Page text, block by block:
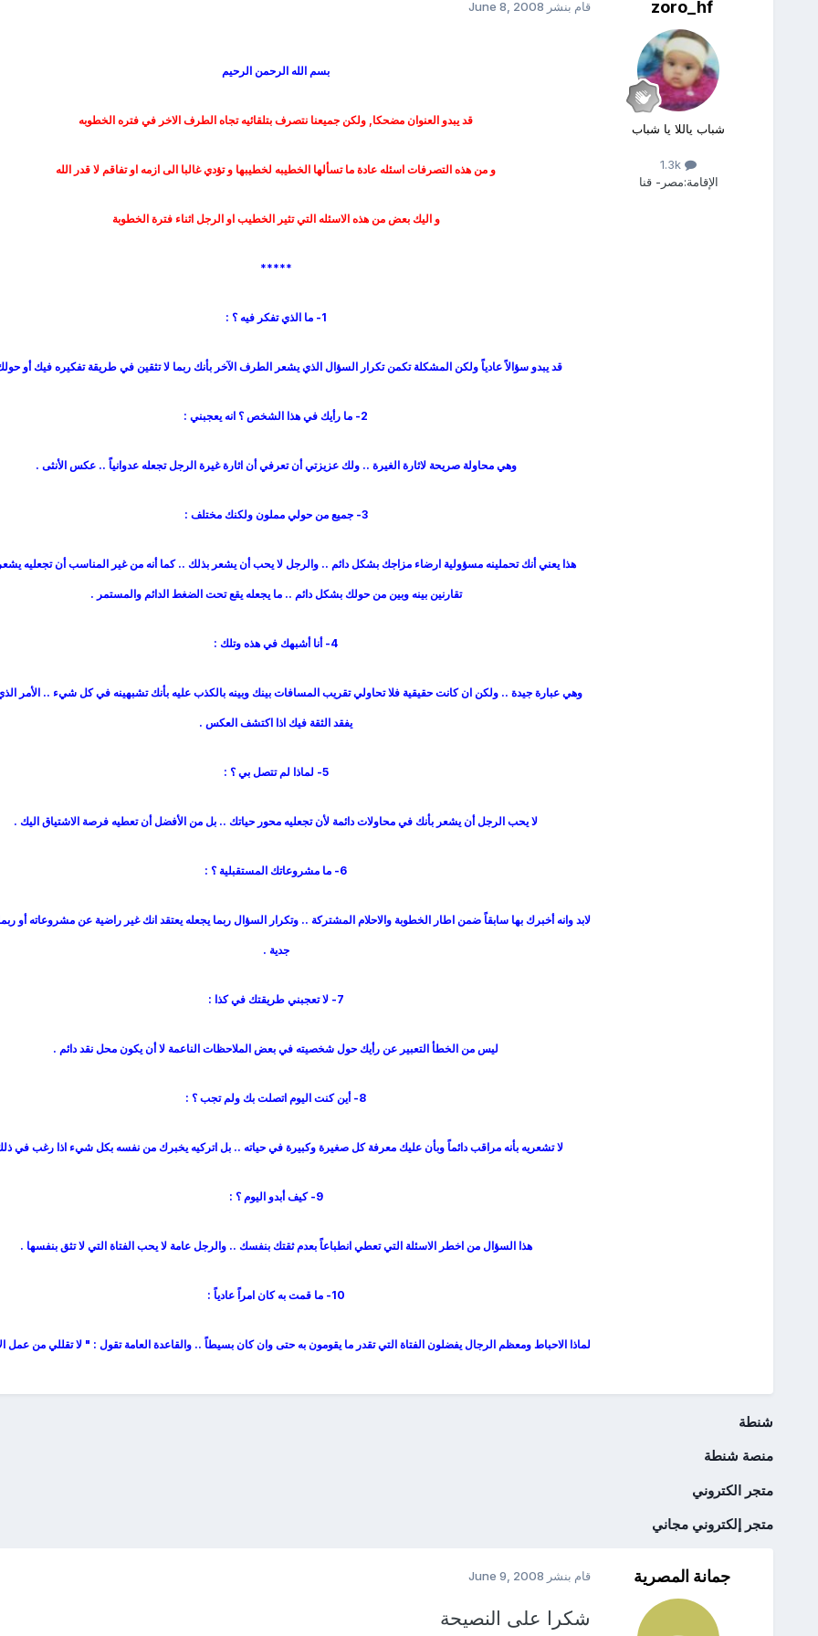
zoro_hf
شباب ياللا يا شباب
1.3k
الإقامة:مصر- قنا
قام بنشر June 8, 2008
بسم الله الرحمن الرحيم
قد يبدو العنوان مضحكا, ولكن جميعنا نتصرف بتلقائيه تجاه الطرف الاخر في فتره الخطوبه
و من هذه التصرفات اسئله عادة ما تسألها الخطيبه لخطيبها و تؤدي غالبا الى ازمه او تفاقم لا قدر الله
و اليك بعض من هذه الاسئله التي تثير الخطيب او الرجل اثناء فترة الخطوبة
*****
1- ما الذي تفكر فيه ؟ :
قد يبدو سؤالاً عادياً ولكن المشكلة تكمن تكرار السؤال الذي يشعر الطرف الآخر بأنك ربما لا تثقين في طريقة تفكيره فيك أو
2- ما رأيك في هذا الشخص ؟ انه يعجبني :
وهي محاولة صريحة لاثارة الغيرة .. ولك عزيزتي أن تعرفي أن اثارة غيرة الرجل تجعله عدوانياً .. عكس الأنثى .
3- جميع من حولي مملون ولكنك مختلف :
هذا يعني أنك تحملينه مسؤولية ارضاء مزاجك بشكل دائم .. والرجل لا يحب أن يشعر بذلك .. كما أنه من غير المناسب أن تجعليه
تقارنين بينه وبين من حولك بشكل دائم .. ما يجعله يقع تحت الضغط الدائم والمستمر .
4- أنا أشبهك في هذه وتلك :
وهي عبارة جيدة .. ولكن ان كانت حقيقية فلا تحاولي تقريب المسافات بينك وبينه بالكذب عليه بأنك تشبهينه في كل شيء .. الأمر
يفقد الثقة فيك اذا اكتشف العكس .
5- لماذا لم تتصل بي ؟ :
لا يحب الرجل أن يشعر بأنك في محاولات دائمة لأن تجعليه محور حياتك .. بل من الأفضل أن تعطيه فرصة الاشتياق اليك .
6- ما مشروعاتك المستقبلية ؟ :
لابد وانه أخبرك بها سابقاً ضمن اطار الخطوبة والاحلام المشتركة .. وتكرار السؤال ربما يجعله يعتقد انك غير راضية عن مشروعاته أو
جدية .
7- لا تعجبني طريقتك في كذا :
ليس من الخطأ التعبير عن رأيك حول شخصيته في بعض الملاحظات الناعمة لا أن يكون محل نقد دائم .
8- أين كنت اليوم اتصلت بك ولم تجب ؟ :
لا تشعريه بأنه مراقب دائماً وبأن عليك معرفة كل صغيرة وكبيرة في حياته .. بل اتركيه يخبرك من نفسه بكل شيء اذا رغب في
9- كيف أبدو اليوم ؟ :
هذا السؤال من اخطر الاسئلة التي تعطي انطباعاً بعدم ثقتك بنفسك .. والرجل عامة لا يحب الفتاة التي لا تثق بنفسها .
10- ما قمت به كان امراً عادياً :
لماذا الاحباط ومعظم الرجال يفضلون الفتاة التي تقدر ما يقومون به حتى وان كان بسيطاً .. والقاعدة العامة تقول : " لا تقللي من عمل
شنطة
منصة شنطة
متجر الكتروني
متجر إلكتروني مجاني
جمانة المصرية قام بنشر June 9, 2008
شكرا على النصيحة